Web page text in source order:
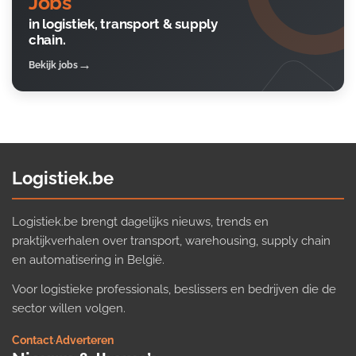
in logistiek, transport & supply
chain.
Bekijk jobs
Logistiek.be
Logistiek.be brengt dagelijks nieuws, trends en
praktijkverhalen over transport, warehousing, supply chain
en automatisering in België.
Voor logistieke professionals, beslissers en bedrijven die de
sector willen volgen.
Contact·Adverteren